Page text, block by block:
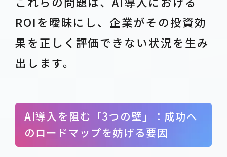
ROIを曖昧にし、企業がその投資効
果を正しく評価できない状況を生み
出します。
AI導入を阻む「3つの壁」：成功へ
のロードマップを妨げる要因